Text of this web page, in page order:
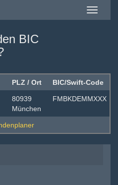
Toggle
BIC
PLZ / Ort BIC/Swift-Code
80939
München
FMBKDEMMXXX